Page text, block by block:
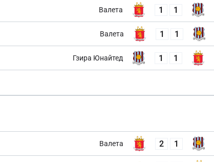
Валета 1 1
Валета 1 1
Гзира Юнайтед 1 1
Валета 2 1